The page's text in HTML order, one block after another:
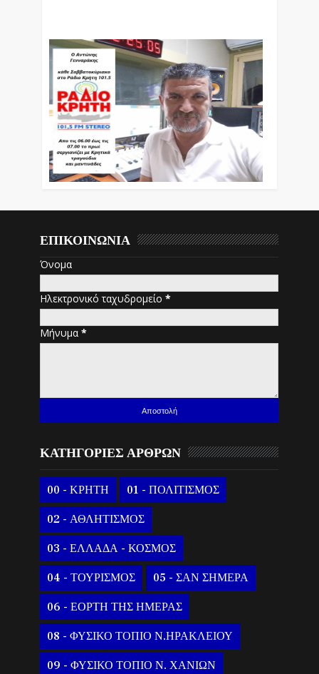
ΕΠΙΚΟΙΝΩΝΙΑ
Όνομα
Ηλεκτρονικό ταχυδρομείο*
Μήνυμα*
ΚΑΤΗΓΟΡΙΕΣ ΑΡΘΡΩΝ
00 - ΚΡΗΤΗ 01 - ΠΟΛΙΤΙΣΜΟΣ
02 - ΑΘΛΗΤΙΣΜΟΣ
03 - ΕΛΛΑΔΑ - ΚΟΣΜΟΣ
04 - ΤΟΥΡΙΣΜΟΣ 05 - ΣΑΝ ΣΗΜΕΡΑ
06 - ΕΟΡΤΗ ΤΗΣ ΗΜΕΡΑΣ
08 - ΦΥΣΙΚΟ ΤΟΠΙΟ Ν.ΗΡΑΚΛΕΙΟΥ
09 - ΦΥΣΙΚΟ ΤΟΠΙΟ Ν. ΧΑΝΙΩΝ